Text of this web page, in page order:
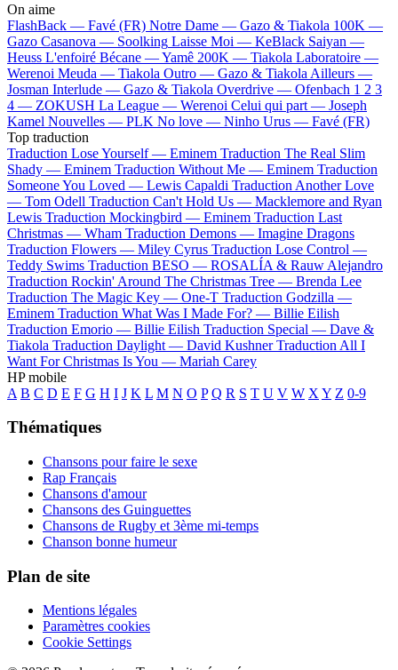
On aime
FlashBack — Favé (FR) Notre Dame — Gazo & Tiakola 100K —
Gazo Casanova — Soolking Laisse Moi — KeBlack Saiyan —
Heuss L'enfoiré Bécane —Yamê 200K — Tiakola Laboratoire —
Werenoi Meuda — Tiakola Outro — Gazo & Tiakola Ailleurs —
Josman Interlude — Gazo & Tiakola Overdrive — Ofenbach 1 2 3
4 — ZOKUSH La League — Werenoi Celui qui part — Joseph
Kamel Nouvelles — PLK No love — Ninho Urus — Favé (FR)
Top traduction
Traduction Lose Yourself — Eminem Traduction The Real Slim
Shady — Eminem Traduction Without Me — Eminem Traduction
Someone You Loved — Lewis Capaldi Traduction Another Love
— Tom Odell Traduction Can't Hold Us — Macklemore and Ryan
Lewis Traduction Mockingbird — Eminem Traduction Last
Christmas — Wham Traduction Demons — Imagine Dragons
Traduction Flowers — Miley Cyrus Traduction Lose Control —
Teddy Swims Traduction BESO — ROSALÍA & Rauw Alejandro
Traduction Rockin' Around The Christmas Tree — Brenda Lee
Traduction The Magic Key — One-T Traduction Godzilla —
Eminem Traduction What Was I Made For? — Billie Eilish
Traduction Emorio — Billie Eilish Traduction Special — Dave &
Tiakola Traduction Daylight — David Kushner Traduction All I
Want For Christmas Is You — Mariah Carey
HP mobile
A B C D E F G H I J K L M N O P Q R S T U V W X Y Z 0-9
Thématiques
Chansons pour faire le sexe
Rap Français
Chansons d'amour
Chansons des Guinguettes
Chansons de Rugby et 3ème mi-temps
Chanson bonne humeur
Plan de site
Mentions légales
Paramètres cookies
Cookie Settings